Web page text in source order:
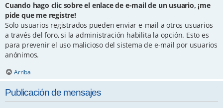
Cuando hago clic sobre el enlace de e-mail de un usuario, ¡me
pide que me registre!
Solo usuarios registrados pueden enviar e-mail a otros usuarios
a través del foro, si la administración habilita la opción. Esto es
para prevenir el uso malicioso del sistema de e-mail por usuarios
anónimos.
Arriba
Publicación de mensajes